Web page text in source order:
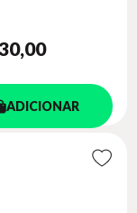
,00
ADICIONAR